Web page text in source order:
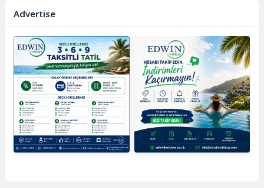
Advertise